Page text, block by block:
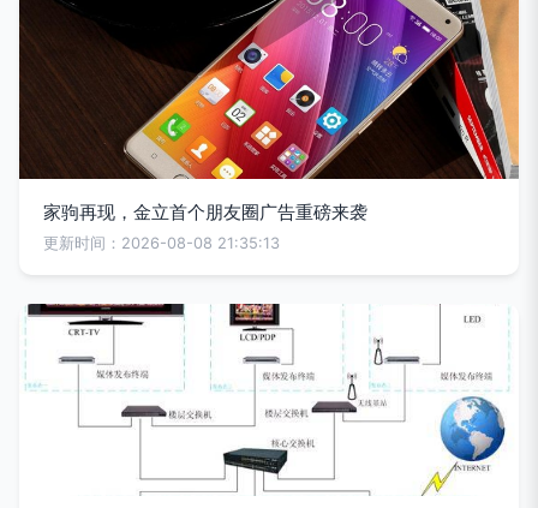
家驹再现，金立首个朋友圈广告重磅来袭
更新时间：2026-08-08 21:35:13